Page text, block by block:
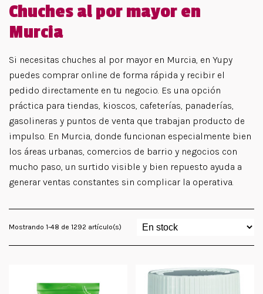
Chuches al por mayor en
Murcia
Si necesitas chuches al por mayor en Murcia, en Yupy
puedes comprar online de forma rápida y recibir el
pedido directamente en tu negocio. Es una opción
práctica para tiendas, kioscos, cafeterías, panaderías,
gasolineras y puntos de venta que trabajan producto de
impulso. En Murcia, donde funcionan especialmente bien
los áreas urbanas, comercios de barrio y negocios con
mucho paso, un surtido visible y bien repuesto ayuda a
generar ventas constantes sin complicar la operativa.
Mostrando 1-48 de 1292 artículo(s)